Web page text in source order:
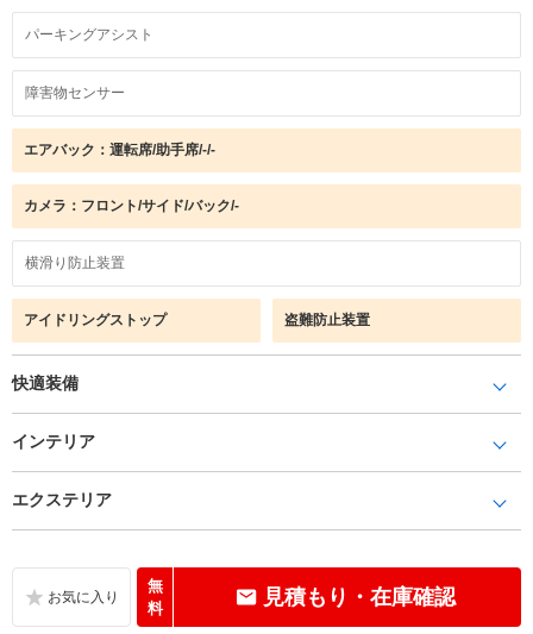
パーキングアシスト
障害物センサー
エアバック：運転席/助手席/-/-
カメラ：フロント/サイド/バック/-
横滑り防止装置
アイドリングストップ 盗難防止装置
快適装備
インテリア
エクステリア
無
料
見積もり・在庫確認